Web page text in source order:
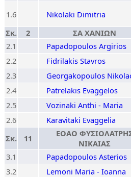
1.6
Nikolaki Dimitria
Σκ.
2 ΣΑ ΧΑΝΙΩΝ
2.1
Papadopoulos Argirios
2.2
Fidrilakis Stavros
2.3
Georgakopoulos
2.4
Patrelakis Evaggelos
2.5
Vozinaki Anthi - Maria
2.6
Karavitaki Evaggelia
Σκ.
11
ΕΟΑΟ
ΝΙΚΑΙΑΣ
3.1
Papadopoulos Asterios
3.2
Lemoni Maria - Ioanna